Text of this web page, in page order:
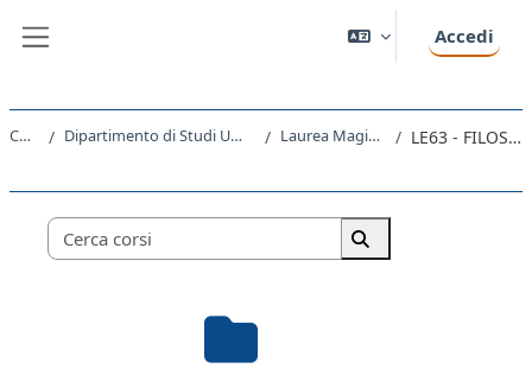
Accedi
Corsi Dipartimento di Studi Umanistici Laurea Magistrale LE63 - FILOSOFIA
Categorie di corso
Cerca corsi
Cerca corsi